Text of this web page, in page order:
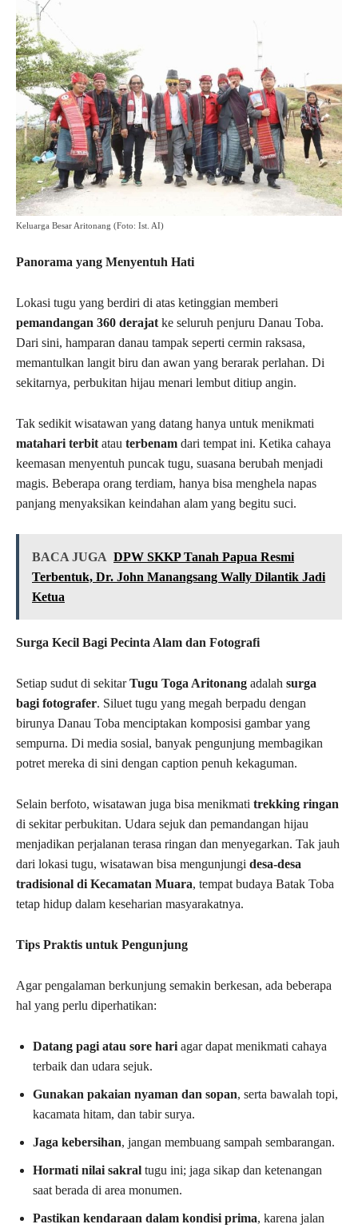
Keluarga Besar Aritonang (Foto: Ist. AI)
Panorama yang Menyentuh Hati
Lokasi tugu yang berdiri di atas ketinggian memberi
pemandangan 360 derajat ke seluruh penjuru Danau Toba.
Dari sini, hamparan danau tampak seperti cermin raksasa,
memantulkan langit biru dan awan yang berarak perlahan. Di
sekitarnya, perbukitan hijau menari lembut ditiup angin.
Tak sedikit wisatawan yang datang hanya untuk menikmati
matahari terbit atau terbenam dari tempat ini. Ketika cahaya
keemasan menyentuh puncak tugu, suasana berubah menjadi
magis. Beberapa orang terdiam, hanya bisa menghela napas
panjang menyaksikan keindahan alam yang begitu suci.
BACA JUGA DPW SKKP Tanah Papua Resmi
Terbentuk, Dr. John Manangsang Wally Dilantik Jadi
Ketua
Surga Kecil Bagi Pecinta Alam dan Fotografi
Setiap sudut di sekitarTugu Toga Aritonang adalah surga
bagi fotografer. Siluet tugu yang megah berpadu dengan
birunya Danau Toba menciptakan komposisi gambar yang
sempurna. Di media sosial, banyak pengunjung membagikan
potret mereka di sini dengan caption penuh kekaguman.
Selain berfoto, wisatawan juga bisa menikmati trekking ringan
di sekitar perbukitan. Udara sejuk dan pemandangan hijau
menjadikan perjalanan terasa ringan dan menyegarkan. Tak jauh
dari lokasi tugu, wisatawan bisa mengunjungi desa-desa
tradisional di Kecamatan Muara, tempat budaya Batak Toba
tetap hidup dalam keseharian masyarakatnya.
Tips Praktis untuk Pengunjung
Agar pengalaman berkunjung semakin berkesan, ada beberapa
hal yang perlu diperhatikan:
Datang pagi atau sore hari agar dapat menikmati cahaya
terbaik dan udara sejuk.
Gunakan pakaian nyaman dan sopan, serta bawalah topi,
kacamata hitam, dan tabir surya.
Jaga kebersihan, jangan membuang sampah sembarangan.
Hormati nilai sakral tugu ini; jaga sikap dan ketenangan
saat berada di area monumen.
Pastikan kendaraan dalam kondisi prima, karena jalan